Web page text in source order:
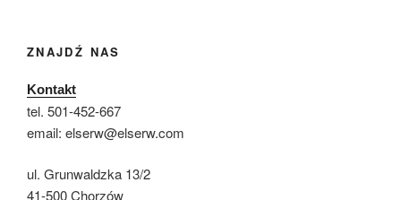
ZNAJDŹ NAS
Kontakt
tel. 501-452-667
email: elserw@elserw.com
ul. Grunwaldzka 13/2
41-500 Chorzów